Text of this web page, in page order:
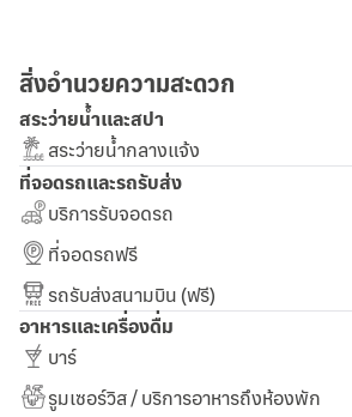
สิ่งอำนวยความสะดวก
สระว่ายน้ำและสปา
สระว่ายน้ำกลางแจ้ง
ที่จอดรถและรถรับส่ง
บริการรับจอดรถ
ที่จอดรถฟรี
รถรับส่งสนามบิน (ฟรี)
อาหารและเครื่องดื่ม
บาร์
รูมเซอร์วิส / บริการอาหารถึงห้องพัก